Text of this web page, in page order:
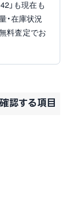
」も現在も
・在庫状況
料査定でお
認する項目